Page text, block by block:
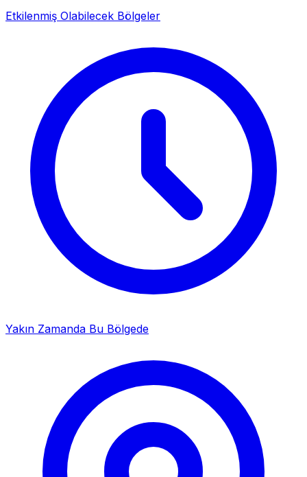
Etkilenmiş Olabilecek Bölgeler
Yakın Zamanda Bu Bölgede